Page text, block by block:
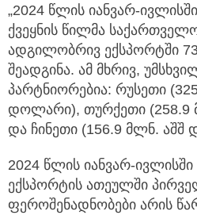
„2024 წლის იანვარ-
ქვეყნის წილმა
ადგილობრივ ექსპორტში
შეადგინა. ამ მხრივ,
პარტნიორებია: რუსეთი
დოლარი), თურქეთი
და ჩინეთი (156.9 მლნ.
2024 წლის იანვარ-
ექსპორტის ათეულში
ფეროშენადნობები არის